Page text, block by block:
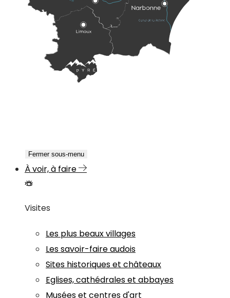
Fermer sous-menu
À voir, à faire
Visites
Les plus beaux villages
Les savoir-faire audois
Sites historiques et châteaux
Eglises, cathédrales et abbayes
Musées et centres d'art